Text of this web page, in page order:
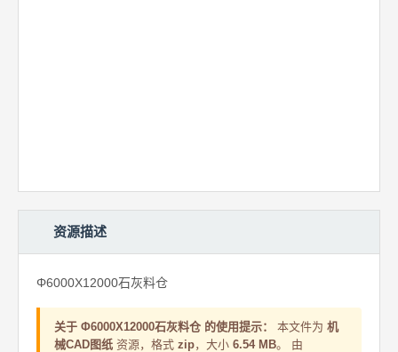
资源描述
Φ6000X12000石灰料仓
关于 Φ6000X12000石灰料仓 的使用提示： 本文件为 机
械CAD图纸 资源，格式 zip，大小 6.54 MB。 由